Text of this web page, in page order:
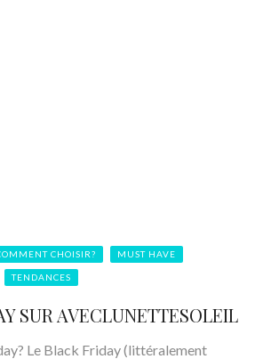
CHOISIR? MUST HAVE
TENDANCES
SUR AVECLUNETTESOLEIL
Le Black Friday (littéralement